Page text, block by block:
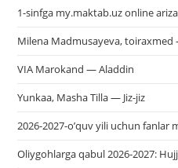
1-sinfga my.maktab.uz online
Milena Madmusayeva,
VIA Marokand — Aladdin
Yunkaa, Masha Tilla — Jiz-jiz
2026-2027-o’quv yili uchun fanlar
Oliygohlarga qabul 2026-2027: